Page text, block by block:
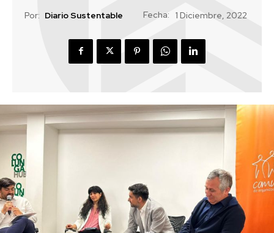
Por: Diario Sustentable Fecha: 1 Diciembre, 2022